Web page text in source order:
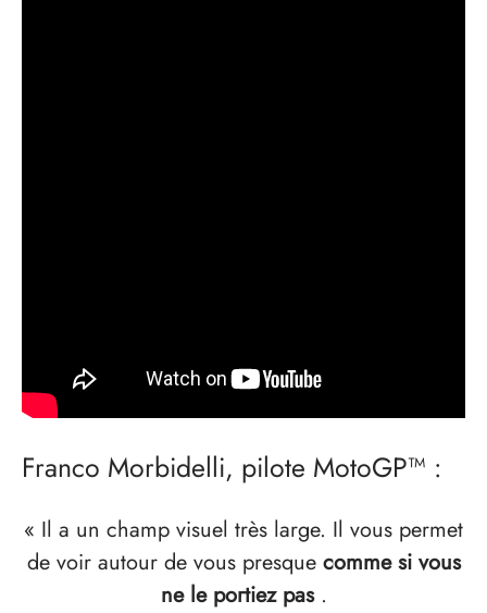
Franco Morbidelli, pilote MotoGP™ :
« Il a un champ visuel très large. Il vous permet
de voir autour de vous presque comme si vous
ne le portiez pas.